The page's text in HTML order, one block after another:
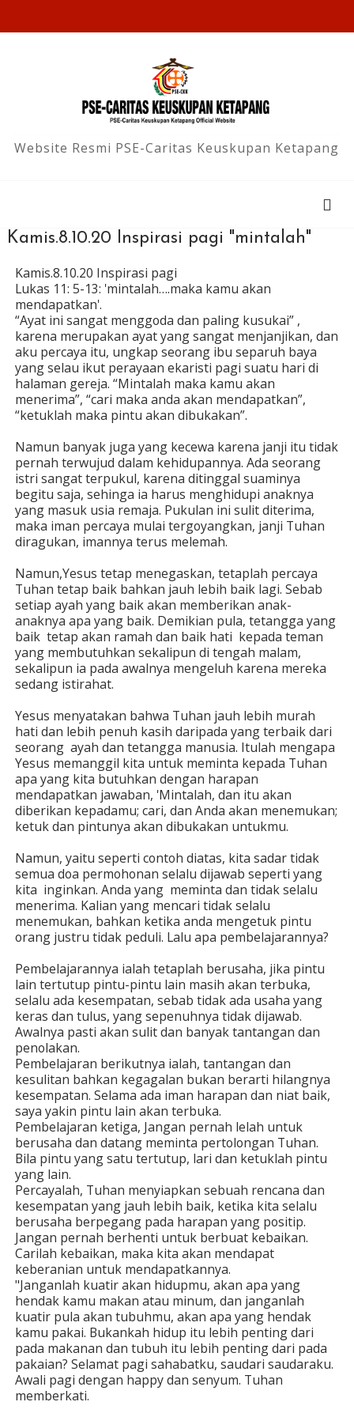
Website Resmi PSE-Caritas Keuskupan Ketapang
Kamis.8.10.20 Inspirasi pagi "mintalah"
Kamis.8.10.20 Inspirasi pagi
Lukas 11: 5-13: 'mintalah….maka kamu akan
mendapatkan'.
“Ayat ini sangat menggoda dan paling kusukai” ,
karena merupakan ayat yang sangat menjanjikan, dan
aku percaya itu, ungkap seorang ibu separuh baya
yang selau ikut perayaan ekaristi pagi suatu hari di
halaman gereja. “Mintalah maka kamu akan
menerima”, “cari maka anda akan mendapatkan”,
“ketuklah maka pintu akan dibukakan”.
Namun banyak juga yang kecewa karena janji itu tidak
pernah terwujud dalam kehidupannya. Ada seorang
istri sangat terpukul, karena ditinggal suaminya
begitu saja, sehinga ia harus menghidupi anaknya
yang masuk usia remaja. Pukulan ini sulit diterima,
maka iman percaya mulai tergoyangkan, janji Tuhan
diragukan, imannya terus melemah.
Namun,Yesus tetap menegaskan, tetaplah percaya
Tuhan tetap baik bahkan jauh lebih baik lagi. Sebab
setiap ayah yang baik akan memberikan anak-
anaknya apa yang baik. Demikian pula, tetangga yang
baik tetap akan ramah dan baik hati kepada teman
yang membutuhkan sekalipun di tengah malam,
sekalipun ia pada awalnya mengeluh karena mereka
sedang istirahat.
Yesus menyatakan bahwa Tuhan jauh lebih murah
hati dan lebih penuh kasih daripada yang terbaik dari
seorang ayah dan tetangga manusia. Itulah mengapa
Yesus memanggil kita untuk meminta kepada Tuhan
apa yang kita butuhkan dengan harapan
mendapatkan jawaban, 'Mintalah, dan itu akan
diberikan kepadamu; cari, dan Anda akan menemukan;
ketuk dan pintunya akan dibukakan untukmu.
Namun, yaitu seperti contoh diatas, kita sadar tidak
semua doa permohonan selalu dijawab seperti yang
kita inginkan. Anda yang meminta dan tidak selalu
menerima. Kalian yang mencari tidak selalu
menemukan, bahkan ketika anda mengetuk pintu
orang justru tidak peduli. Lalu apa pembelajarannya?
Pembelajarannya ialah tetaplah berusaha, jika pintu
lain tertutup pintu-pintu lain masih akan terbuka,
selalu ada kesempatan, sebab tidak ada usaha yang
keras dan tulus, yang sepenuhnya tidak dijawab.
Awalnya pasti akan sulit dan banyak tantangan dan
penolakan.
Pembelajaran berikutnya ialah, tantangan dan
kesulitan bahkan kegagalan bukan berarti hilangnya
kesempatan. Selama ada iman harapan dan niat baik,
saya yakin pintu lain akan terbuka.
Pembelajaran ketiga, Jangan pernah lelah untuk
berusaha dan datang meminta pertolongan Tuhan.
Bila pintu yang satu tertutup, lari dan ketuklah pintu
yang lain.
Percayalah, Tuhan menyiapkan sebuah rencana dan
kesempatan yang jauh lebih baik, ketika kita selalu
berusaha berpegang pada harapan yang positip.
Jangan pernah berhenti untuk berbuat kebaikan.
Carilah kebaikan, maka kita akan mendapat
keberanian untuk mendapatkannya.
"Janganlah kuatir akan hidupmu, akan apa yang
hendak kamu makan atau minum, dan janganlah
kuatir pula akan tubuhmu, akan apa yang hendak
kamu pakai. Bukankah hidup itu lebih penting dari
pada makanan dan tubuh itu lebih penting dari pada
pakaian? Selamat pagi sahabatku, saudari saudaraku.
Awali pagi dengan happy dan senyum. Tuhan
memberkati.